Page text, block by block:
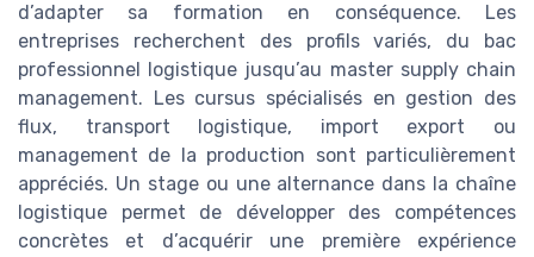
d’adapter sa formation en conséquence. Les
entreprises recherchent des profils variés, du bac
professionnel logistique jusqu’au master supply chain
management. Les cursus spécialisés en gestion des
flux, transport logistique, import export ou
management de la production sont particulièrement
appréciés. Un stage ou une alternance dans la chaîne
logistique permet de développer des compétences
concrètes et d’acquérir une première expérience